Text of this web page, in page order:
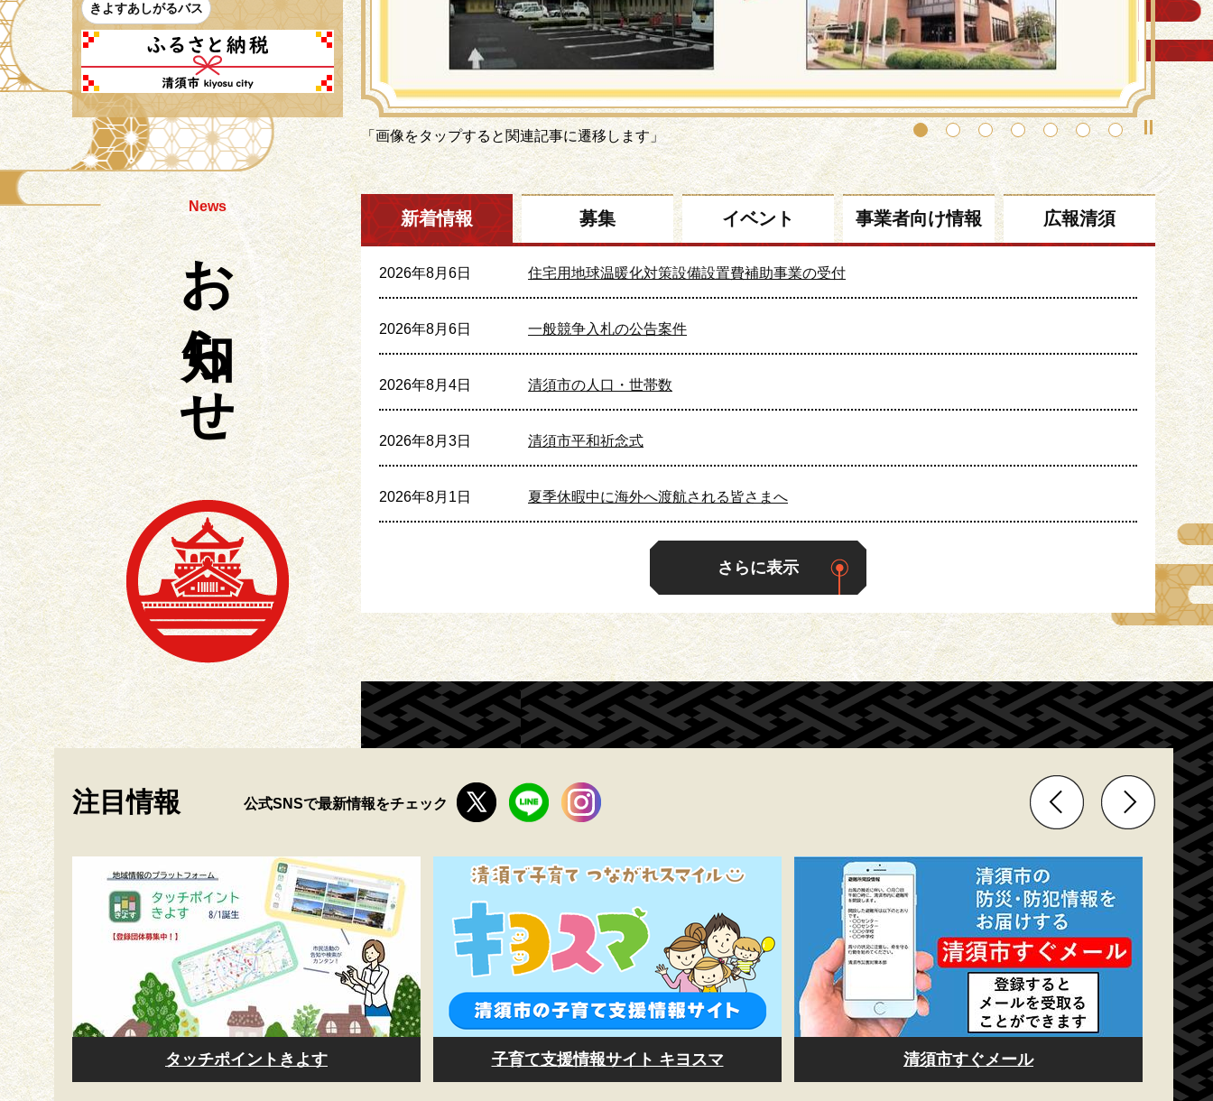
きよすあしがるバス
「画像をタップすると関連記事に遷移します」
News
お知らせ
新着情報 募集 イベント 事業者向け情報 広報清須
2026年8月6日 住宅用地球温暖化対策設備設置費補助事業の受付
2026年8月6日 一般競争入札の公告案件
2026年8月4日 清須市の人口・世帯数
2026年8月3日 清須市平和祈念式
2026年8月1日 夏季休暇中に海外へ渡航される皆さまへ
さらに表示
注目情報 公式SNSで最新情報をチェック
タッチポイントきよす 子育て支援情報サイト キヨスマ 清須市すぐメール